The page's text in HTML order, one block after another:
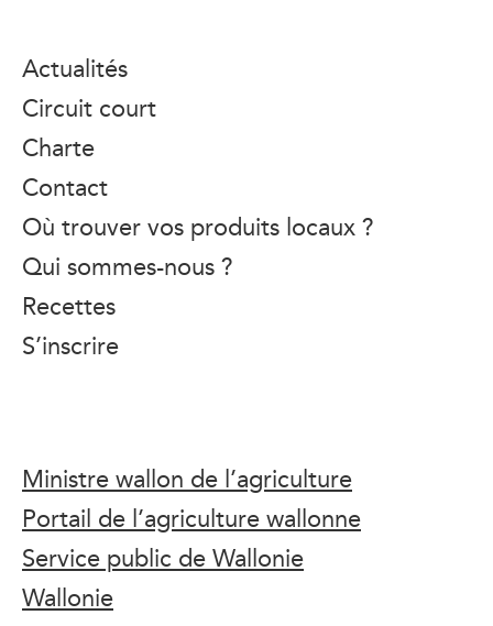
Actualités
Circuit court
Charte
Contact
Où trouver vos produits locaux ?
Qui sommes-nous ?
Recettes
S’inscrire
Ministre wallon de l’agriculture
Portail de l’agriculture wallonne
Service public de Wallonie
Wallonie